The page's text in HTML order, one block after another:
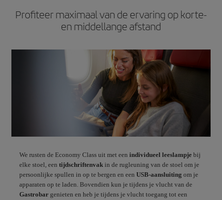
Profiteer maximaal van de ervaring op korte-
en middellange afstand
We rusten de Economy Class uit met een individueel leeslampje bij
elke stoel, een tijdschriftenvak in de rugleuning van de stoel om je
persoonlijke spullen in op te bergen en een USB-aansluiting om je
apparaten op te laden. Bovendien kun je tijdens je vlucht van de
Gastrobar genieten en heb je tijdens je vlucht toegang tot een